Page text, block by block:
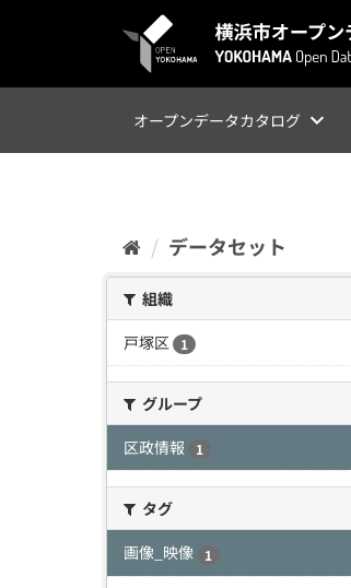
オープンデータカタログ
データセット
組織
戸塚区
1
グループ
区政情報
1
タグ
画像_映像
1